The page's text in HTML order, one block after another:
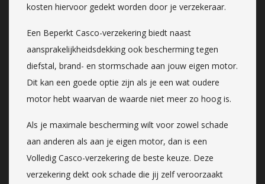
kosten hiervoor gedekt worden door je verzekeraar.
Een Beperkt Casco-verzekering biedt naast
aansprakelijkheidsdekking ook bescherming tegen
diefstal, brand- en stormschade aan jouw eigen motor.
Dit kan een goede optie zijn als je een wat oudere
motor hebt waarvan de waarde niet meer zo hoog is.
Als je maximale bescherming wilt voor zowel schade
aan anderen als aan je eigen motor, dan is een
Volledig Casco-verzekering de beste keuze. Deze
verzekering dekt ook schade die jij zelf veroorzaakt